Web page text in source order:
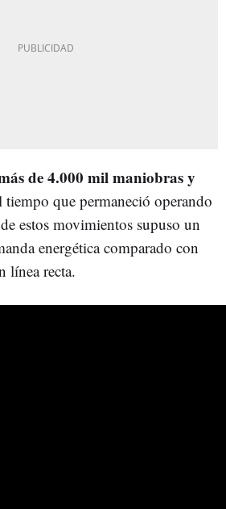
de 4.000 mil maniobras y
tiempo que permaneció operando
estos movimientos supuso un
energética comparado con
línea recta.